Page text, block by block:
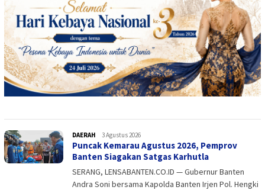
DAERAH admin
3 Agustus 2026
Puncak Kemarau Agustus 2026, Pemprov
Banten Siagakan Satgas Karhutla
SERANG, LENSABANTEN.CO.ID — Gubernur Banten
Andra Soni bersama Kapolda Banten Irjen Pol. Hengki